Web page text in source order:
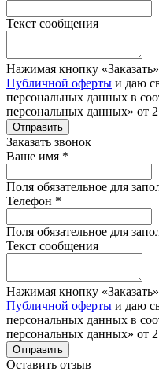
Текст сообщения
Нажимая кнопку
Публичной оферты и даю
персональных данных в
персональных данных» от
Отправить
Заказать звонок
Ваше имя *
Поля обязательное для
Телефон *
Поля обязательное для
Текст сообщения
Нажимая кнопку
Публичной оферты и даю
персональных данных в
персональных данных» от
Отправить
Оставить отзыв